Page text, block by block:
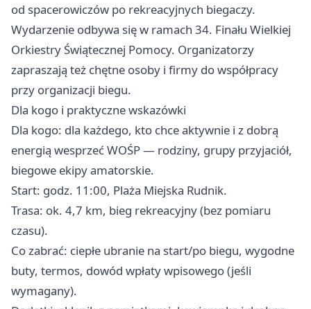
od spacerowiczów po rekreacyjnych biegaczy. ‍
Wydarzenie odbywa się w ramach 34. Finału Wielkiej
Orkiestry Świątecznej Pomocy. Organizatorzy
zapraszają też chętne osoby i firmy do współpracy
przy organizacji biegu.
Dla kogo i praktyczne wskazówki
Dla kogo: dla każdego, kto chce aktywnie i z dobrą
energią wesprzeć WOŚP — rodziny, grupy przyjaciół,
biegowe ekipy amatorskie.
Start: godz. 11:00, Plaża Miejska Rudnik.
Trasa: ok. 4,7 km, bieg rekreacyjny (bez pomiaru
czasu).
Co zabrać: ciepłe ubranie na start/po biegu, wygodne
buty, termos, dowód wpłaty wpisowego (jeśli
wymagany).